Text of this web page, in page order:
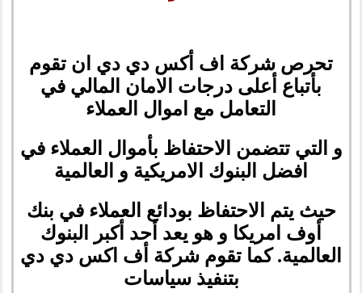
تحرص شركة اف أكس دي دي ان تقوم
بأتباع أعلى درجات الامان المالي في
التعامل مع اموال العملاء
و التي تتضمن الاحتفاظ بأموال العملاء في
افضل البنوك الامريكية و العالمية
حيث يتم الاحتفاظ بودائع العملاء في بنك
أوف امريكا و هو يعد أحد أكبر البنوك
العالمية. كما تقوم شركة أف اكس دي دي
بتنفيذ سياسات